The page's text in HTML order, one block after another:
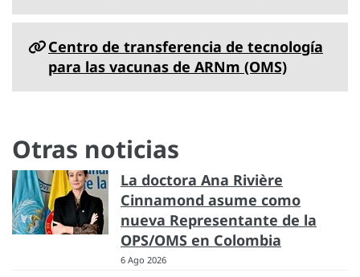
Centro de transferencia de tecnología
para las vacunas de ARNm (OMS)
Otras noticias
La doctora Ana Rivière
Cinnamond asume como
nueva Representante de la
OPS/OMS en Colombia
6 Ago 2026